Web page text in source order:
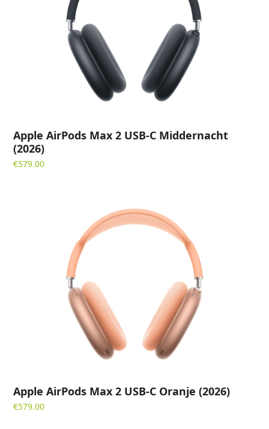
Apple AirPods Max 2 USB-C Middernacht
(2026)
€579.00
Apple AirPods Max 2 USB-C Oranje (2026)
€579.00